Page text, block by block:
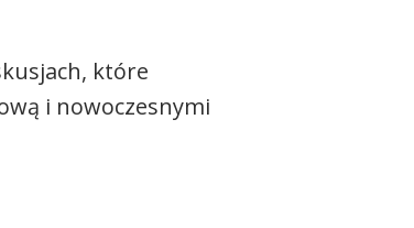
które
i nowoczesnymi